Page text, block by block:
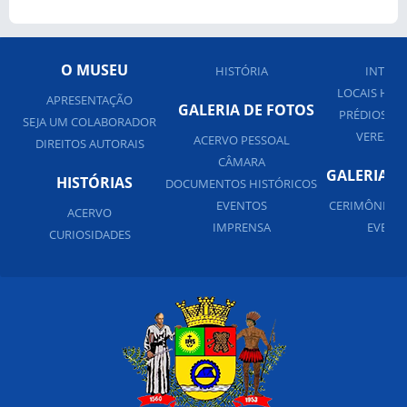
O MUSEU
APRESENTAÇÃO
SEJA UM COLABORADOR
DIREITOS AUTORAIS
HISTÓRIAS
ACERVO
CURIOSIDADES
HISTÓRIA
GALERIA DE FOTOS
ACERVO PESSOAL
CÂMARA
DOCUMENTOS HISTÓRICOS
EVENTOS
IMPRENSA
LOCAIS
PRÉDIOS
GALERIA
CERIMÔNIAS